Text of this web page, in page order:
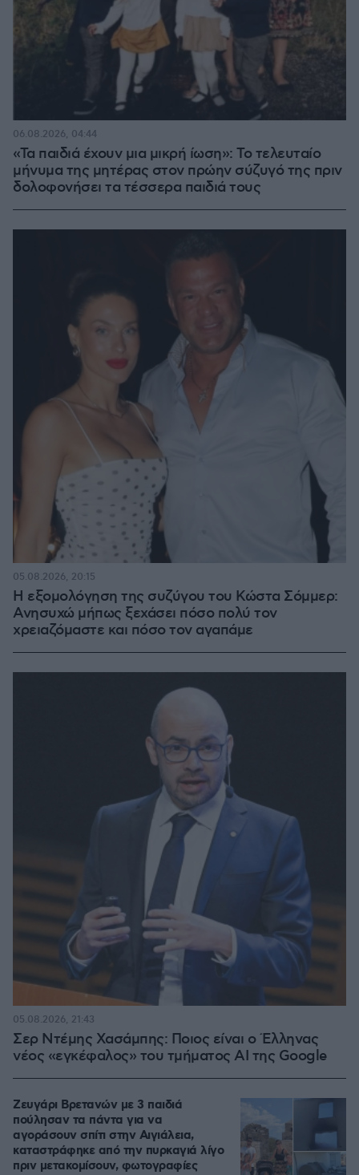
«Τα παιδιά έχουν μια μικρή ίωση»: Το τελευταίο
μήνυμα της μητέρας στον πρώην σύζυγό της πριν
δολοφονήσει τα τέσσερα παιδιά τους
06.08.2026, 04:44
Η εξομολόγηση της συζύγου του Κώστα Σόμμερ:
Ανησυχώ μήπως ξεχάσει πόσο πολύ τον
χρειαζόμαστε και πόσο τον αγαπάμε
05.08.2026, 20:15
Σερ Ντέμης Χασάμπης: Ποιος είναι ο Έλληνας
νέος «εγκέφαλος» του τμήματος AI της Google
05.08.2026, 21:43
Ζευγάρι Βρετανών με 3 παιδιά
πούλησαν τα πάντα για να
αγοράσουν σπίτι στην Αιγιάλεια,
καταστράφηκε από την πυρκαγιά λίγο
πριν μετακομίσουν, φωτογραφίες